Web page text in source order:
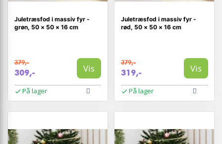
Juletræsfod i massiv fyr -
grøn, 50 × 50 × 16 cm
379,-
309,- Vis
På lager
Juletræsfod i massiv fyr -
rød, 50 × 50 × 16 cm
379,-
319,- Vis
På lager